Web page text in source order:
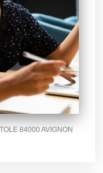
84000 AVIGNON